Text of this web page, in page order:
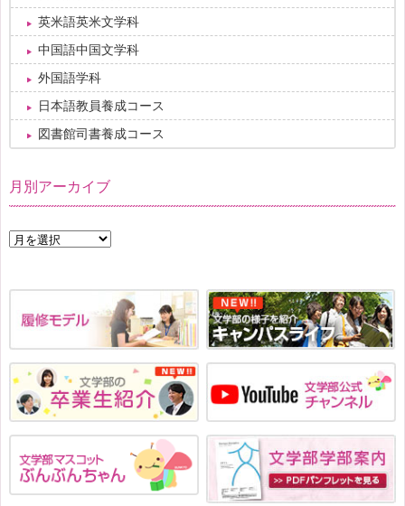
英米語英米文学科
中国語中国文学科
外国語学科
日本語教員養成コース
図書館司書養成コース
月別アーカイブ